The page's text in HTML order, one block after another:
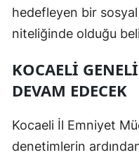
hedefleyen bir
niteliğinde olduğu
KOCAELI
DEVAM EDECEK
Kocaeli İl Emniyet
denetimlerin